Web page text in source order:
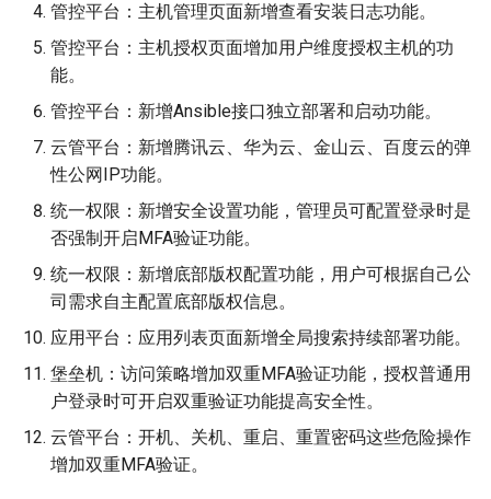
管控平台：主机管理页面新增查看安装日志功能。
管控平台：主机授权页面增加用户维度授权主机的功
能。
管控平台：新增Ansible接口独立部署和启动功能。
云管平台：新增腾讯云、华为云、金山云、百度云的弹
性公网IP功能。
统一权限：新增安全设置功能，管理员可配置登录时是
否强制开启MFA验证功能。
统一权限：新增底部版权配置功能，用户可根据自己公
司需求自主配置底部版权信息。
应用平台：应用列表页面新增全局搜索持续部署功能。
堡垒机：访问策略增加双重MFA验证功能，授权普通用
户登录时可开启双重验证功能提高安全性。
云管平台：开机、关机、重启、重置密码这些危险操作
增加双重MFA验证。